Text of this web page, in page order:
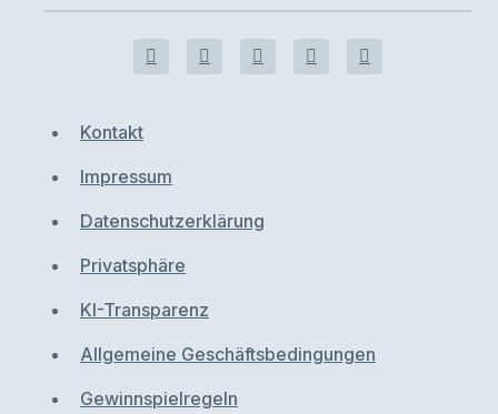
Kontakt
Impressum
Datenschutzerklärung
Privatsphäre
KI-Transparenz
Allgemeine Geschäftsbedingungen
Gewinnspielregeln